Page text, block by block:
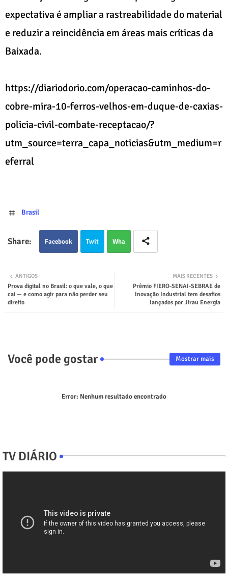
expectativa é ampliar a rastreabilidade do material
e reduzir a reincidência em áreas mais críticas da
Baixada.
https://diariodorio.com/operacao-caminhos-do-
cobre-mira-10-ferros-velhos-em-duque-de-caxias-
policia-civil-combate-receptacao/?
utm_source=terra_capa_noticias&utm_medium=r
eferral
Brasil
Facebook Twit Wha
MAIS RECENTES
Prêmio FIERO-SENAI-SEBRAE de
Inovação Industrial tem desafios
lançados por Jirau Energia
ANTIGOS
Prova digital no Brasil: o que vale, o que
cai — e como agir para não perder seu
direito
Você pode gostar Mostrar mais
Error: Nenhum resultado encontrado
TV DIÁRIO